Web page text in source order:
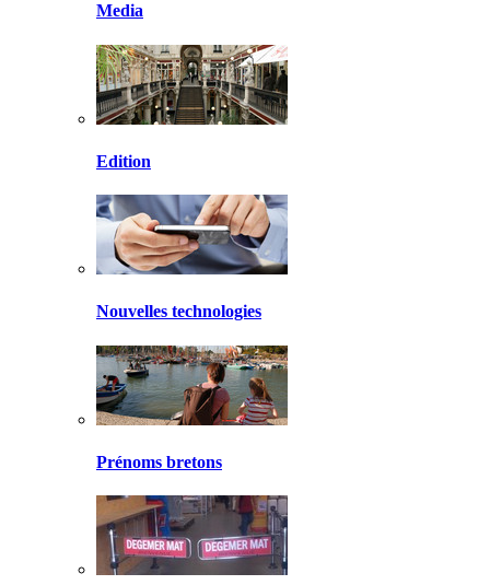
Media
Edition
Nouvelles technologies
Prénoms bretons